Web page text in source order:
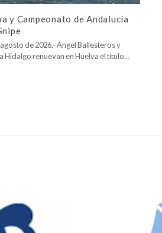
y Campeonato de Andalucía
de 2026.- Ángel Ballesteros y
Hidalgo renuevan en Huelva el título…